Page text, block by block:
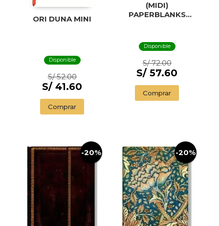
ORI DUNA MINI
Disponible
S/ 52.00
S/ 41.60
Comprar
(MIDI)
PAPERBLANKS
Disponible
S/ 72.00
S/ 57.60
Comprar
-20% -20%